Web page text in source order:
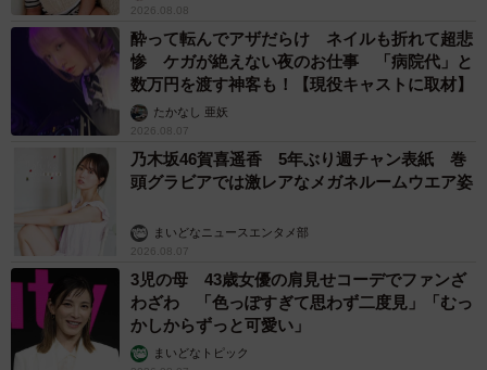
2026.08.08
酔って転んでアザだらけ ネイルも折れて超悲
惨 ケガが絶えない夜のお仕事 「病院代」と
数万円を渡す神客も！【現役キャストに取材】
たかなし 亜妖
2026.08.07
乃木坂46賀喜遥香 5年ぶり週チャン表紙 巻
頭グラビアでは激レアなメガネルームウエア姿
まいどなニュースエンタメ部
2026.08.07
3児の母 43歳女優の肩見せコーデでファンざ
わざわ 「色っぽすぎて思わず二度見」「むっ
かしからずっと可愛い」
まいどなトピック